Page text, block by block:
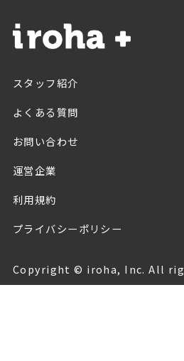
スタッフ紹介
よくある質問
お問い合わせ
運営企業
利用規約
プライバシーポリシー
Copyright © iroha, Inc. All